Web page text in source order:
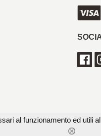
al funzionamento ed utili